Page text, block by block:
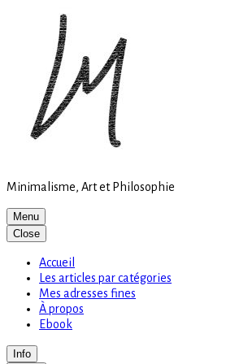
Minimalisme, Art et Philosophie
Menu
Close
Accueil
Les articles par catégories
Mes adresses fines
À propos
Ebook
Info